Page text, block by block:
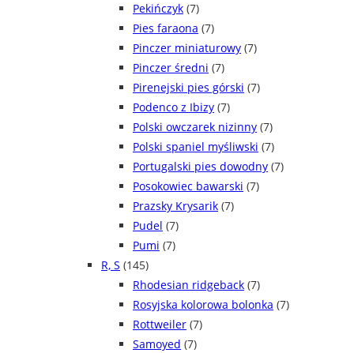
Pekińczyk (7)
Pies faraona (7)
Pinczer miniaturowy (7)
Pinczer średni (7)
Pirenejski pies górski (7)
Podenco z Ibizy (7)
Polski owczarek nizinny (7)
Polski spaniel myśliwski (7)
Portugalski pies dowodny (7)
Posokowiec bawarski (7)
Prazsky Krysarik (7)
Pudel (7)
Pumi (7)
R, S (145)
Rhodesian ridgeback (7)
Rosyjska kolorowa bolonka (7)
Rottweiler (7)
Samoyed (7)